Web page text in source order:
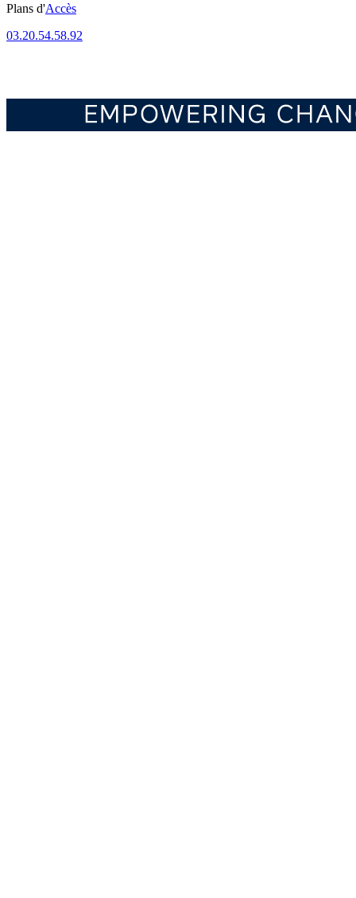
Plans d'Accès
03.20.54.58.92